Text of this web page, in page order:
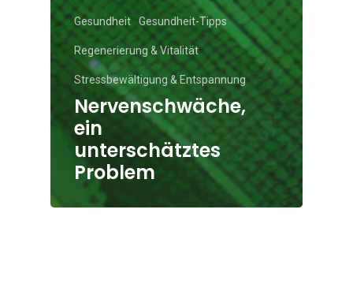
Gesundheit Gesundheit-Tipps
Regenerierung & Vitalität
Stressbewältigung & Entspannung
Nervenschwäche,
ein
unterschätztes
Problem